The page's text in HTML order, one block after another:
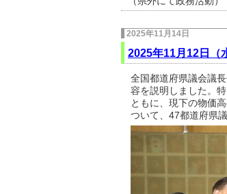
2025年11月14日
2025年11月12日（
全国都道府県議会議
容を説明しました。特
ともに、 現下の物価
ついて、47都道府県